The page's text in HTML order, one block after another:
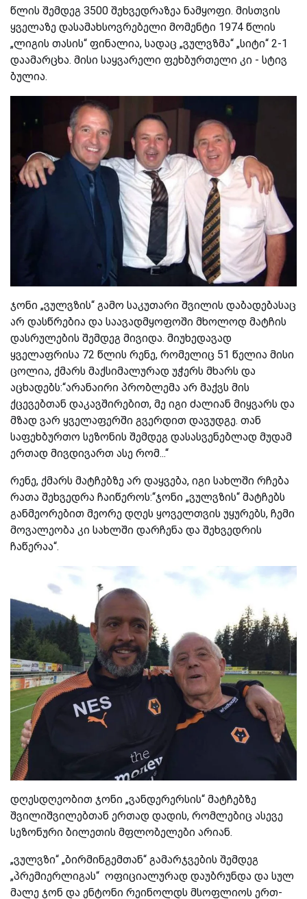
წლის შემდეგ 3500 შეხვედრაზეა ნამყოფი. მისთვის
ყველაზე დასამახსოვრებელი მომენტი 1974 წლის
„ლიგის თასის“ ფინალია, სადაც „ვულვზმა“ „სიტი“ 2-1
დაამარცხა. მისი საყვარელი ფეხბურთელი კი - სტივ
ბულია.
ჯონი „ვულვზის“ გამო საკუთარი შვილის დაბადებასაც
არ დასწრებია და საავადმყოფოში მხოლოდ მატჩის
დასრულების შემდეგ მივიდა. მიუხედავად
ყველაფრისა 72 წლის რენე, რომელიც 51 წელია მისი
ცოლია, ქმარს მაქსიმალურად უჭერს მხარს და
აცხადებს:“არანაირი პრობლემა არ მაქვს მის
ქცევებთან დაკავშირებით, მე იგი ძალიან მიყვარს და
მზად ვარ ყველაფერში გვერდით დავუდგე. თან
საფეხბურთო სეზონის შემდეგ დასასვენებლად მუდამ
ერთად მივდივართ ასე რომ...“
რენე, ქმარს მატჩებზე არ დაყვება, იგი სახლში რჩება
რათა შეხვედრა ჩაიწეროს:“ჯონი „ვულვზის“ მატჩებს
განმეორებით მეორე დღეს ყოველთვის უყურებს, ჩემი
მოვალეობა კი სახლში დარჩენა და შეხვედრის
ჩაწერაა“.
დღესდღეობით ჯონი „ვანდერერსის“ მატჩებზე
შვილიშვილებთან ერთად დადის, რომლებიც ასევე
სეზონური ბილეთის მფლობელები არიან.
„ვულვზი“ „ბირმინგემთან“ გამარჯვების შემდეგ
„პრემიერლიგას“ ოფიციალურად დაუბრუნდა და სულ
მალე ჯონ და ენტონი რეინოლდს მსოფლიოს ერთ-